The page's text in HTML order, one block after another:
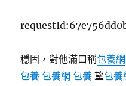
穩固，對他滿口稱包養網
包養 包養網 包養 望包養